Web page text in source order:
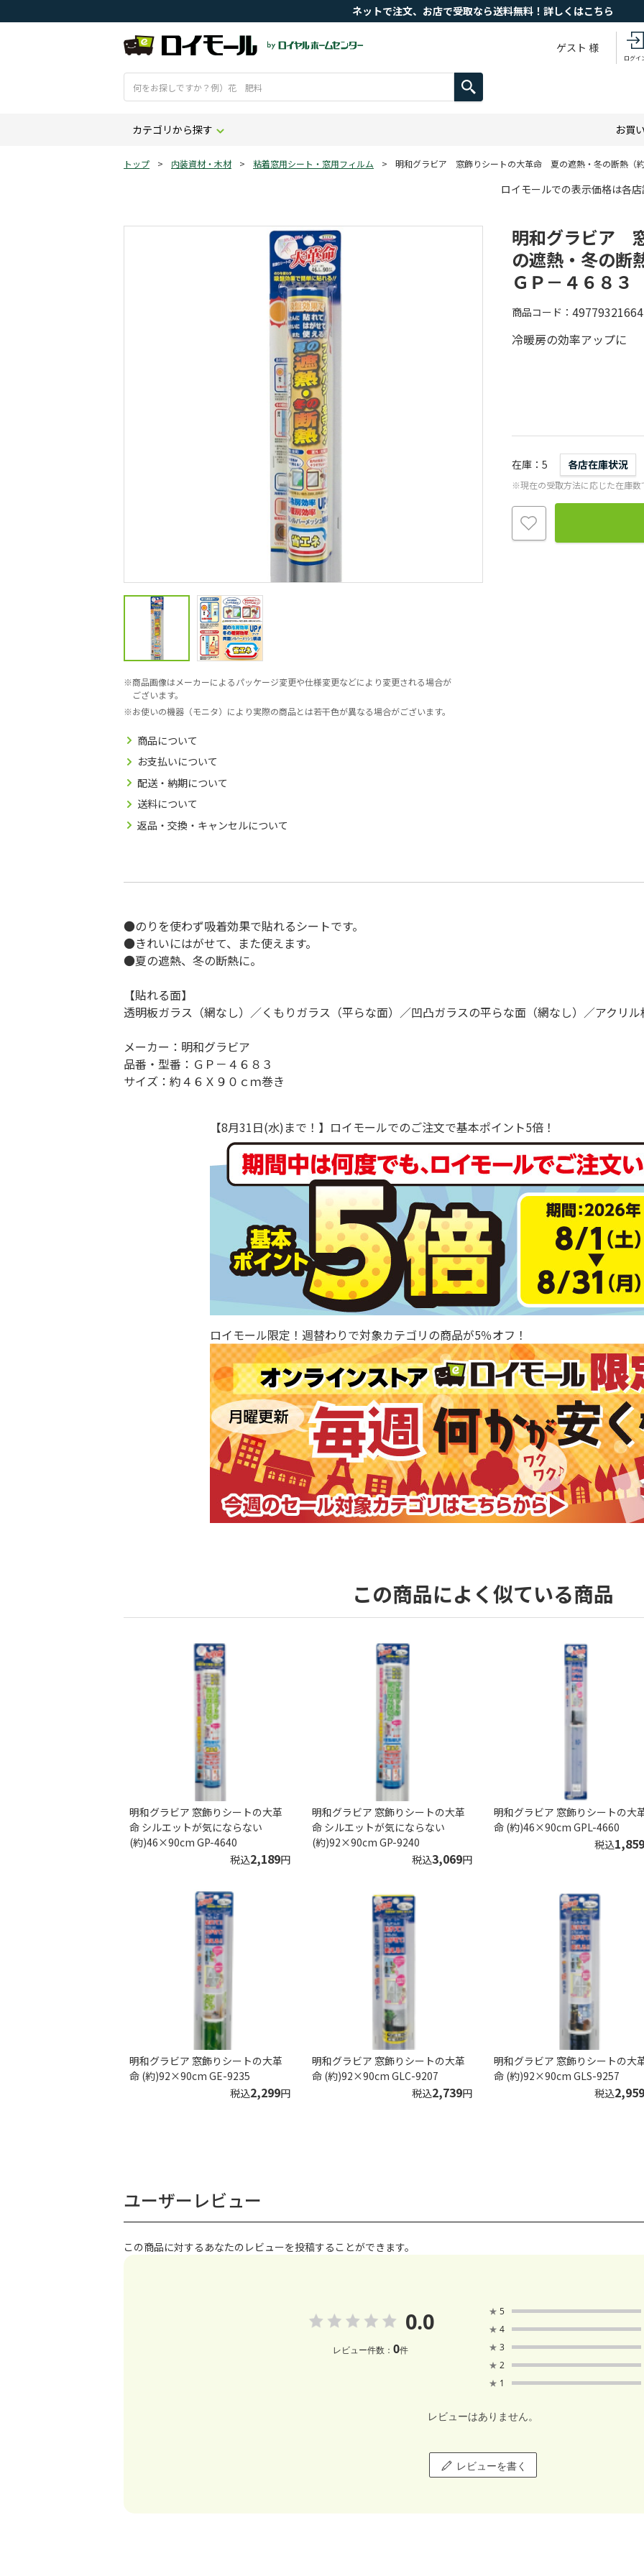
ネットで注文、お店で受取なら送料無料！詳しくはこちら
ゲスト 様
ログイ
カテゴリから探す お買
トップ > 内装資材・木材 > 粘着窓用シート・窓用フィルム > 明和グラビア 窓飾りシートの大革命 夏の遮熱・冬の断熱（
ロイモールでの表示価格は各
商品画像はメーカーによるパッケージ変更や仕様変更などにより変更される場合が
ございます。
お使いの機器（モニタ）により実際の商品とは若干色が異なる場合がございます。
商品について
お支払いについて
配送・納期について
送料について
返品・交換・キャンセルについて
明和グラビア
の遮熱・冬の
ＧＰ－４６８３
商品コード
冷暖房の効率アップに
在庫 5 各店在庫状況
※現在の受取方法に応じた在庫数
●のりを使わず吸着効果で貼れるシートです。
●きれいにはがせて、また使えます。
●夏の遮熱、冬の断熱に。
【貼れる面】
透明板ガラス（網なし）／くもりガラス（平らな面）／凹凸ガラスの平らな面（網なし）／アクリル
メーカー：明和グラビア
品番・型番：ＧＰ－４６８３
サイズ：約４６Ｘ９０ｃｍ巻き
【8月31日(水)まで！】ロイモールでのご注文で基本ポイント5倍！
ロイモール限定！週替わりで対象カテゴリの商品が5％オフ！
この商品によく似ている商品
明和グラビア 窓飾りシートの大革
命 シルエットが気にならない
(約)46×90cm GP-4640
税込2,189円
明和グラビア 窓飾りシートの大革
命 シルエットが気にならない
(約)92×90cm GP-9240
税込3,069円
明和グラビア 窓飾りシートの大
命 (約)46×90cm GPL-4660
税込1,859
明和グラビア 窓飾りシートの大革
命 (約)92×90cm GE-9235
税込2,299円
明和グラビア 窓飾りシートの大革
命 (約)92×90cm GLC-9207
税込2,739円
明和グラビア 窓飾りシートの大
命 (約)92×90cm GLS-9257
税込2,959
ユーザーレビュー
この商品に対するあなたのレビューを投稿することができます。
0.0
レビュー件数： 0件
★ 5
★ 4
★ 3
★ 2
★ 1
レビューはありません。
レビューを書く